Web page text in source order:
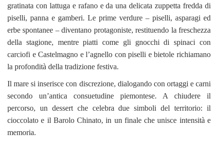
gratinata con lattuga e rafano e da una delicata zuppetta fredda di
piselli, panna e gamberi. Le prime verdure – piselli, asparagi ed
erbe spontanee – diventano protagoniste, restituendo la freschezza
della stagione, mentre piatti come gli gnocchi di spinaci con
carciofi e Castelmagno e l’agnello con piselli e bietole richiamano
la profondità della tradizione festiva.
Il mare si inserisce con discrezione, dialogando con ortaggi e carni
secondo un’antica consuetudine piemontese. A chiudere il
percorso, un dessert che celebra due simboli del territorio: il
cioccolato e il Barolo Chinato, in un finale che unisce intensità e
memoria.